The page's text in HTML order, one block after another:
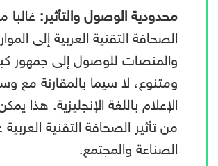
محدودية الوصول والتأثير: غالبا
الصحافة التقنية العربية إلى
والمنصات للوصول إلى جمهور
ومتنوع، لا سيما بالمقارنة مع
الإعلام باللغة الإنجليزية. هذا
من تأثير الصحافة التقنية
الصناعة والمجتمع.